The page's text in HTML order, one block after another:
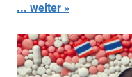
... weiter